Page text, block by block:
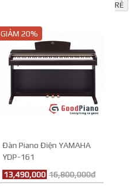
RẺ
GIẢM 20%
Đàn Piano Điện YAMAHA
YDP-161
13,490,000 16,800,000đ